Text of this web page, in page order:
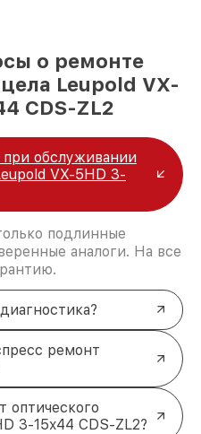
о ремонте
Leupold VX-
CDS-ZL2
при обслуживании
VX-5HD 3-
подлинные
аналоги. На все
ремонт
оптического
3-15x44 CDS-ZL2?